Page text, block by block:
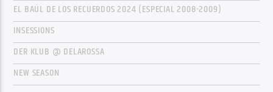
EL BAÚL DE LOS RECUERDOS 2024 (ESPECIAL 2008-2009)
INSESSIONS
DER KLUB @ DELAROSSA
NEW SEASON